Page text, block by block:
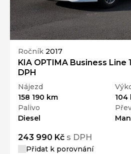
Ročník 2017
KIA OPTIMA Business Line
DPH
Nájezd
158 190 km
104
Palivo
Diesel
243 990 Kč s DPH
Přidat k porovnání